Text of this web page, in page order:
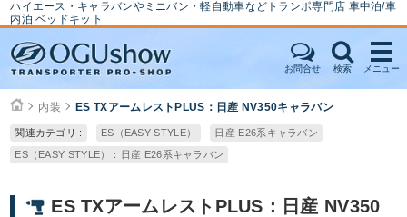
ハイエース・キャラバンやミニバン・軽自動車などトランポ専門店 車中泊/車
内泊 ベッドキット
お問合せ 検索 メニュー
内装 ES TXアームレストPLUS：日産 NV350キャラバン
関連カテゴリ : ES（EASY STYLE）
日産 E26系キャラバン
ES（EASY STYLE）：日産 E26系キャラバン
ES TXアームレストPLUS：日産 NV350